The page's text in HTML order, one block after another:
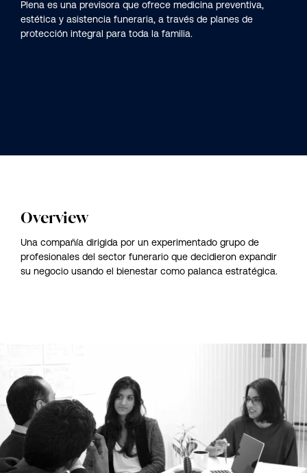
Plena es una previsora que ofrece medicina preventiva,
estética y asistencia funeraria, a través de planes de
protección integral para toda la familia.
Overview
Una compañía dirigida por un experimentado grupo de
profesionales del sector funerario que decidieron expandir
su negocio usando el bienestar como palanca estratégica.